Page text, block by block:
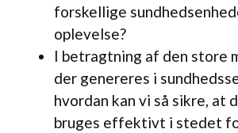
forskellige
oplevelse?
I betragtning af den store
der genereres i
hvordan kan vi så sikre, at
bruges effektivt i stedet